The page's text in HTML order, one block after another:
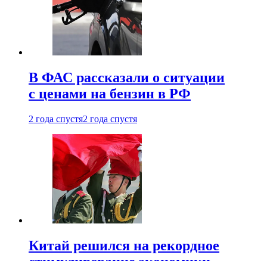
В ФАС рассказали о ситуации
с ценами на бензин в РФ
2 года спустя2 года спустя
Китай решился на рекордное